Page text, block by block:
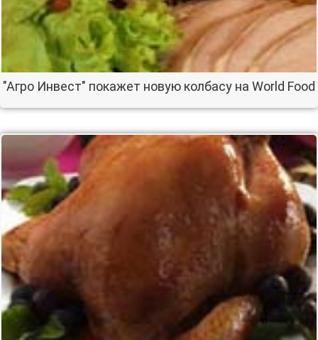
"Агро Инвест" покажет новую колбасу на World Food